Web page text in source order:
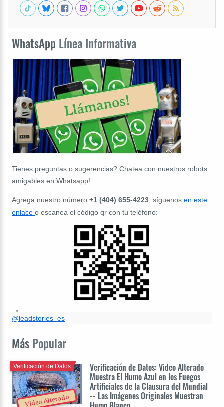
WhatsApp Línea Informativa
Tienes preguntas o sugerencias? Chatea con nuestros robots
amigables en Whatsapp!
Agrega nuestro número +1 (404) 655-4223 , síguenos en este
enlace o escanea el código qr con tu teléfono:
@leadstories_es
Más Popular
Video Alterado
Verificación de Datos: Video Alterado
Muestra El Humo Azul en los Fuegos
Artificiales de la Clausura del Mundial
-- Las Imágenes Originales Muestran
Verificación de Datos